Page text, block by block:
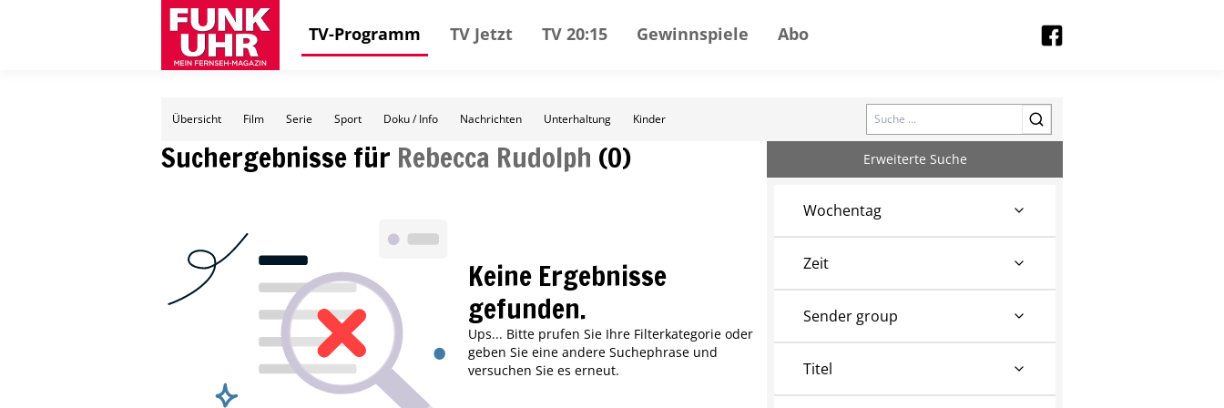
TV-Programm TV Jetzt TV 20:15 Gewinnspiele Abo
Übersicht Film Serie Sport Doku / Info Nachrichten Unterhaltung Kinder Search
Suchergebnisse für Rebecca Rudolph (0)
Keine Ergebnisse
gefunden.
Ups... Bitte prufen Sie Ihre Filterkategorie oder
geben Sie eine andere Suchephrase und
versuchen Sie es erneut.
Erweiterte Suche
Wochentag
Zeit
Sender group
Titel